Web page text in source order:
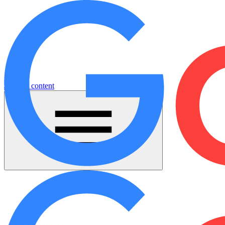
Jump to content